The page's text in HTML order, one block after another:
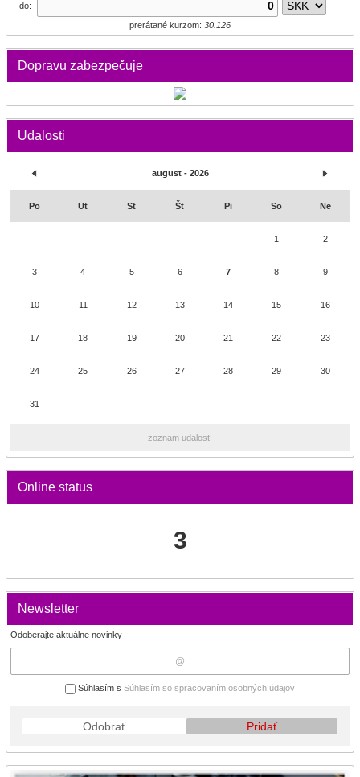
do:
prerátané kurzom: 30.126
Dopravu zabezpečuje
Udalosti
august - 2026
Po Ut St Št Pi So Ne
1 2
3 4 5 6 7 8 9
10 11 12 13 14 15 16
17 18 19 20 21 22 23
24 25 26 27 28 29 30
31
zoznam udalostí
Online status
3
Newsletter
Odoberajte aktuálne novinky
Súhlasím s Súhlasím so spracovaním osobných údajov
Odobrať Pridať